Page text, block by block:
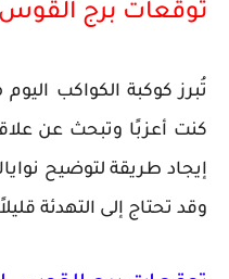
توقعات برج
تُبرز كوكبة الكواكب اليوم
كنت أعزبًا وتبحث عن
إيجاد طريقة لتوضيح
وقد تحتاج إلى التهدئة